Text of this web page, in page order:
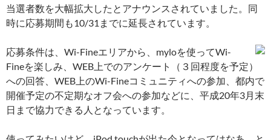
当選者数を大幅拡大したとアナウンスされていました。同
時に応募期間も10/31までに延長されています。
応募条件は、Wi-Fineエリアから、myloを使ってWi-
Fineを楽しみ、WEB上でのアンケート（３回程度を予定）
への回答、WEB上のWi-Fineコミュニティへの参加、都内で
開催予定の不定期なオフ会への参加などに、平成20年3月末
日まで協力できる人となっています。